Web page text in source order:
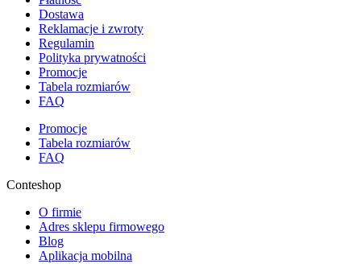
Dostawa
Reklamacje i zwroty
Regulamin
Polityka prywatności
Promocje
Tabela rozmiarów
FAQ
Promocje
Tabela rozmiarów
FAQ
Conteshop
O firmie
Adres sklepu firmowego
Blog
Aplikacja mobilna